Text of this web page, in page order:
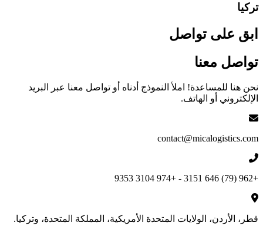
تركيا
ابق على تواصل
تواصل معنا
نحن هنا للمساعدة! املأ النموذج أدناه أو تواصل معنا عبر البريد
الإلكتروني أو الهاتف.
contact@micalogistics.com
+962 (79) 646 3151 - +974 3104 9353
قطر، الأردن، الولايات المتحدة الأمريكية، المملكة المتحدة، وتركيا.